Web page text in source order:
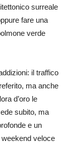
surreale
fare una
verde
il traffico
ma anche
d’oro le
subito, ma
e un
veloce